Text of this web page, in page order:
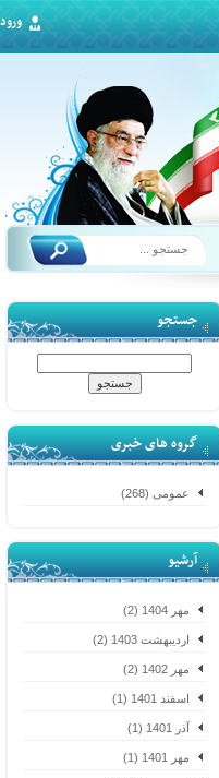
ورود
جستجو
گروه های خبری
عمومی (268)
آرشیو
مهر 1404 (2)
اردیبهشت 1403 (2)
مهر 1402 (2)
اسفند 1401 (1)
آذر 1401 (1)
مهر 1401 (1)